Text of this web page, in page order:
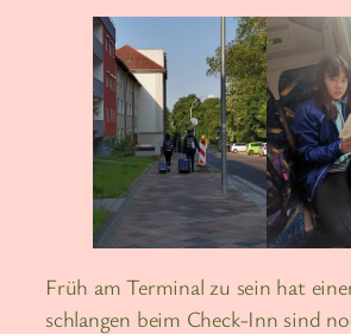
Früh am Terminal zu sein hat
schlangen beim Check-Inn sind